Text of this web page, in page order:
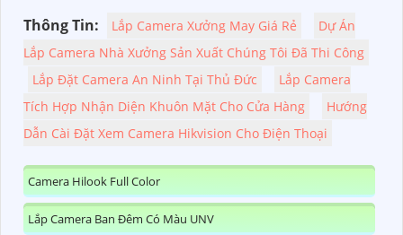
Thông Tin: Lắp Camera Xưởng May Giá Rẻ
Dự Án
Lắp Camera Nhà Xưởng Sản Xuất Chúng Tôi Đã Thi Công
Lắp Đặt Camera An Ninh Tại Thủ Đức
Lắp Camera
Tích Hợp Nhận Diện Khuôn Mặt Cho Cửa Hàng
Hướng
Dẫn Cài Đặt Xem Camera Hikvision Cho Điện Thoại
Camera Hilook Full Color
Lắp Camera Ban Đêm Có Màu UNV